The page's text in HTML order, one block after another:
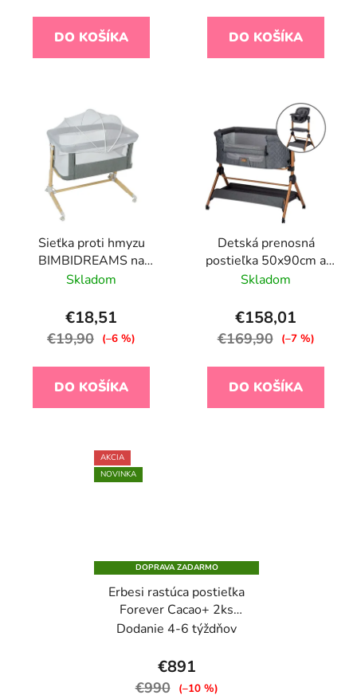
DO KOŠÍKA DO KOŠÍKA
Sieťka proti hmyzu
BIMBIDREAMS na
prenosnú postieľku
Skladom
€18,51
€19,90 (–6 %)
DO KOŠÍKA
Detská prenosná
postieľka 50x90cm a
stolička 2v1 FreeON -
Skladom
€158,01
€169,90 (–7 %)
DO KOŠÍKA
AKCIA
NOVINKA
DOPRAVA ZADARMO
Erbesi rastúca postieľka
Forever Cacao+ 2ks
matracov
Dodanie 4-6 týždňov
€891
€990 (–10 %)